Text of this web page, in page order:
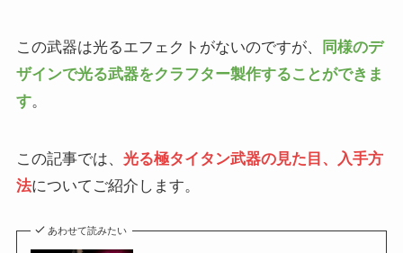
この武器は光るエフェクトがないのですが、
同様のデ
ザインで光る武器をクラフター製作することができま
す。
この記事では、 光る極タイタン武器の見た目、入手方
法についてご紹介します。
あわせて読みたい